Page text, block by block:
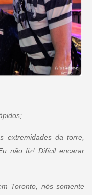
extremidades da torre,
não fiz! Difícil encarar
Toronto, nós somente